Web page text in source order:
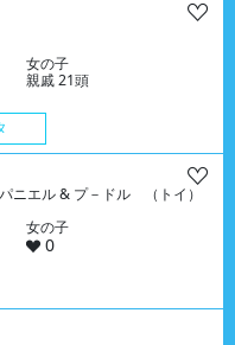
女の子
親戚 21頭
ニエル & プ－ドル （トイ）
女の子
0